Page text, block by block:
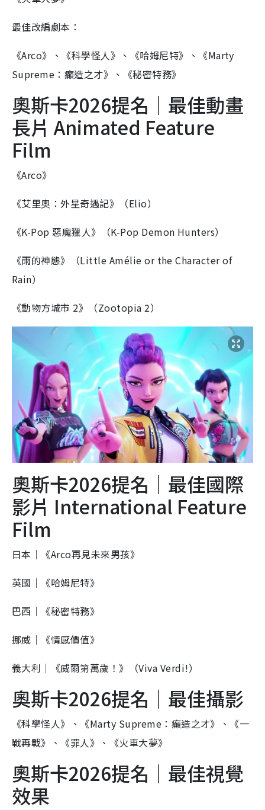
最佳改編劇本：
《Arco》、《科學怪人》、《哈姆尼特》、《Marty
Supreme：癲造之才》、《秘密特務》
奧斯卡2026提名｜最佳動畫
長片 Animated Feature
Film
《Arco》
《艾里奧：外星奇遇記》（Elio）
《K-Pop 惡魔獵人》（K-Pop Demon Hunters）
《雨的神態》（Little Amélie or the Character of
Rain）
《動物方城市 2》（Zootopia 2）
奧斯卡2026提名｜最佳國際
影片 International Feature
Film
日本｜《Arco再見未來男孩》
英國｜《哈姆尼特》
巴西｜《秘密特務》
挪威｜《情感價值》
義大利｜《威爾第萬歲！》（Viva Verdi!）
奧斯卡2026提名｜最佳攝影
《科學怪人》、《Marty Supreme：癲造之才》、《一
戰再戰》、《罪人》、《火車大夢》
奧斯卡2026提名｜最佳視覺
效果